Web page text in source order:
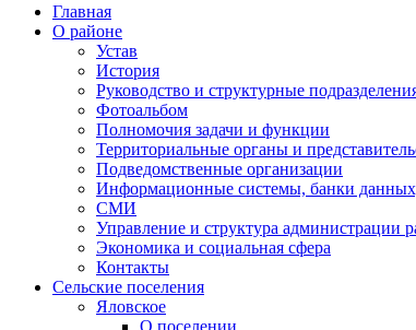
Главная
О районе
Устав
История
Руководство и структурные
Фотоальбом
Полномочия задачи и функции
Территориальные органы и
Подведомственные организации
Информационные системы, банки
СМИ
Управление и структура администрации
Экономика и социальная сфера
Контакты
Сельские поселения
Яловское
О поселении